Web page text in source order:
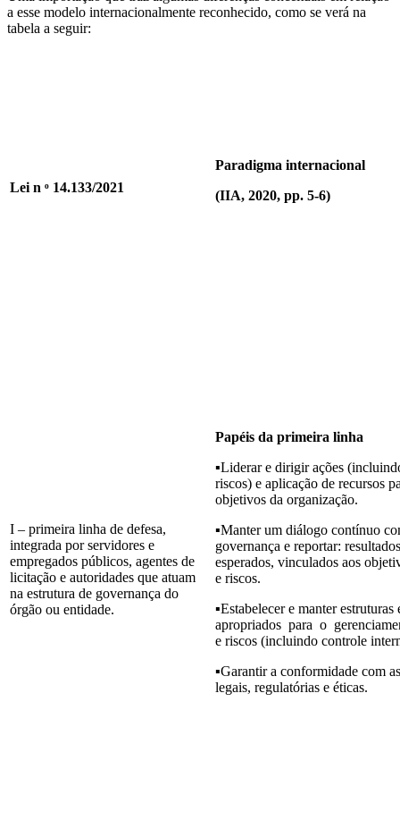
a esse modelo internacionalmente reconhecido, como se verá na
tabela a seguir:
Lei n ͦ 14.133/2021
Paradigma internacional
(IIA, 2020, pp. 5-6)
I – primeira linha de defesa,
integrada por servidores e
empregados públicos, agentes de
licitação e autoridades que atuam
na estrutura de governança do
órgão ou entidade.
Papéis da primeira linha
▪Liderar e dirigir ações
riscos) e aplicação de recursos
objetivos da organização.
▪Manter um diálogo contínuo
governança e reportar:
esperados, vinculados aos
e riscos.
▪Estabelecer e manter
apropriados para o
e riscos (incluindo controle
▪Garantir a conformidade com
legais, regulatórias e éticas.